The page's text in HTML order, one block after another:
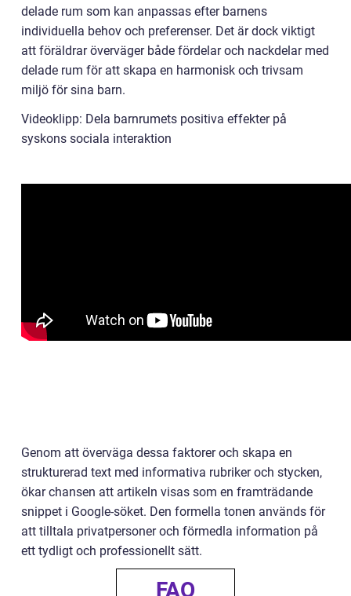
delade rum som kan anpassas efter barnens
individuella behov och preferenser. Det är dock viktigt
att föräldrar överväger både fördelar och nackdelar med
delade rum för att skapa en harmonisk och trivsam
miljö för sina barn.
Videoklipp: Dela barnrumets positiva effekter på
syskons sociala interaktion
Genom att överväga dessa faktorer och skapa en
strukturerad text med informativa rubriker och stycken,
ökar chansen att artikeln visas som en framträdande
snippet i Google-söket. Den formella tonen används för
att tilltala privatpersoner och förmedla information på
ett tydligt och professionellt sätt.
FAQ